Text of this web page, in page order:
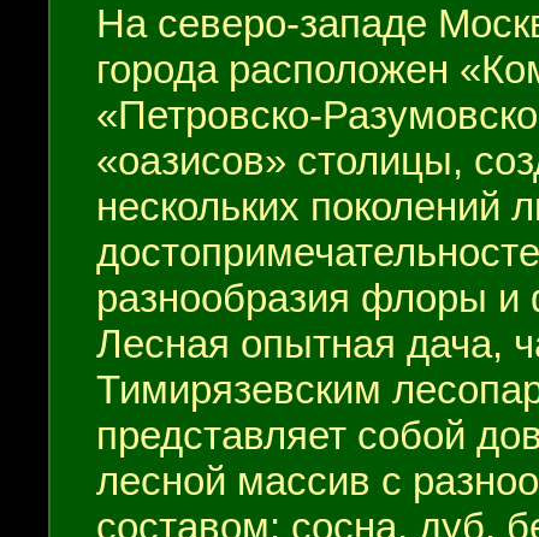
На северо-западе
города расположен
«Петровско-
«оазисов» столицы,
нескольких поколений
разнообразия флоры и
Лесная опытная дача,
Тимирязевским
представляет собой
лесной массив с
составом: сосна, дуб,